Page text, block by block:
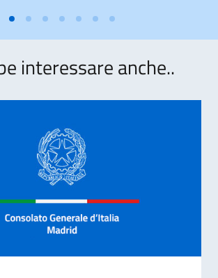
interessare anche..